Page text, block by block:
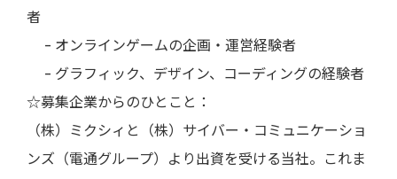
者
– オンラインゲームの企画・運営経験者
– グラフィック、デザイン、コーディングの経験者
☆募集企業からのひとこと：
（株）ミクシィと（株）サイバー・コミュニケーショ
ンズ（電通グループ）より出資を受ける当社。これま